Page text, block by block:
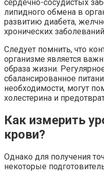
сердечно-сосудистых
липидного обмена в
развитию диабета,
хронических
Следует помнить, что
организме является
образа жизни.
сбалансированное
необходимости, могут
холестерина и
Как измерить
крови?
Однако для получения
некоторые